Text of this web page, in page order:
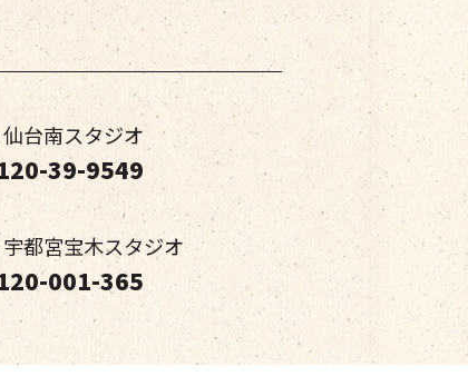
仙台南スタジオ
39-9549
宇都宮宝木スタジオ
001-365